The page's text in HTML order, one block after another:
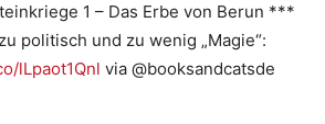
1 – Das Erbe von Berun ***
politisch und zu wenig „Magie“:
lLpaot1Qnl via @booksandcatsde